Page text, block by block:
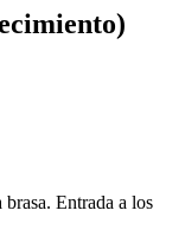
o)
Entrada a los